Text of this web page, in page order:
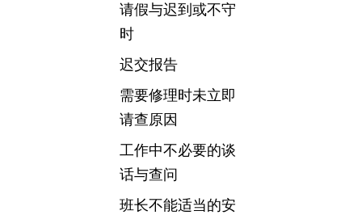
请假与迟到或不守
时
迟交报告
需要修理时未立即
请查原因
工作中不必要的谈
话与查问
班长不能适当的安